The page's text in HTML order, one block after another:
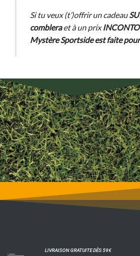
Si tu veux (t’)offrir un cadeau
combleraet à un prix
Mystère Sportside est faite
LIVRAISON GRATUITE DÈS 59€